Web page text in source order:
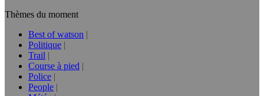
Thèmes du moment
Best of watson
Politique
Trail
Course à pied
Police
People